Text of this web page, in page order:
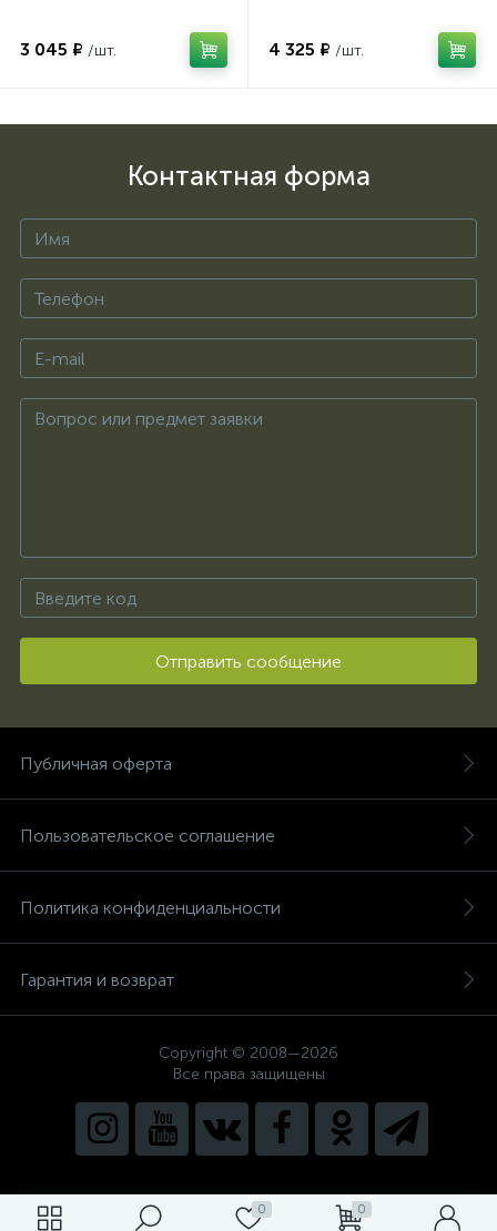
0 0
3 045 ₽ /шт. 4 325 ₽ /шт.
Контактная форма
Отправить сообщение
Публичная оферта
Пользовательское соглашение
Политика конфиденциальности
Гарантия и возврат
Copyright © 2008—2026
Все права защищены